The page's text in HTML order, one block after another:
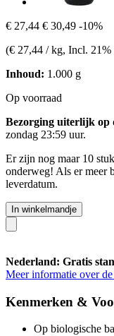
€ 27,44 € 30,49 -10%
(€ 27,44 / kg, Incl.
Inhoud: 1.000 g
Op voorraad
Bezorging uiterlijk op
zondag 23:59 uur.
Er zijn nog maar 10
onderweg! Als er meer
leverdatum.
In winkelmandje
Nederland: Gratis
Meer informatie over
Kenmerken &
Op biologische